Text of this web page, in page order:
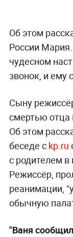
Об этом
России
чудесном
звонок, и ему
Сыну
смертью отца
Об этом
беседе с kp.ru
с родителем в
Режиссёр,
реанимации,
обычную
"Ваня